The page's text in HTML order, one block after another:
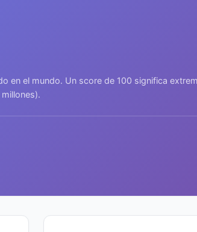
en el mundo. Un score de 100 significa